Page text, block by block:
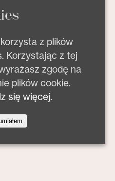
z plików
Korzystając z tej
zgodę na
plików cookie.
się więcej.